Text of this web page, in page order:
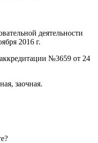
деятельности
2016 г.
№3659 от 24
заочная.